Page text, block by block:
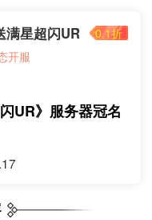
满星超闪UR
0.1折
开服
UR》服务器冠名